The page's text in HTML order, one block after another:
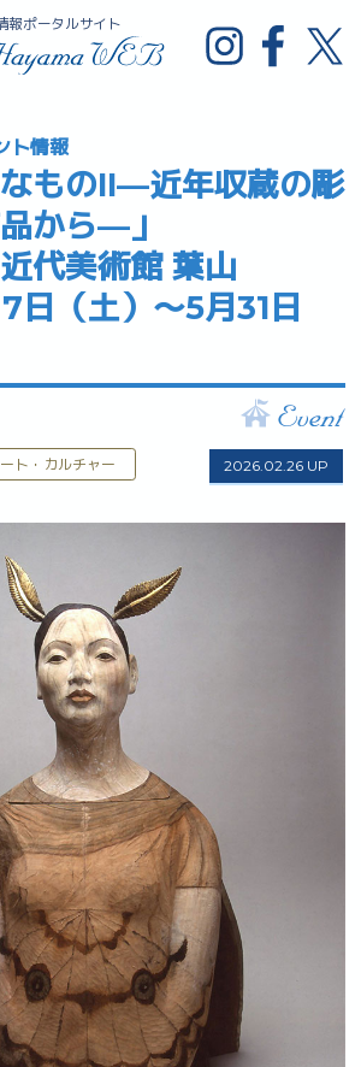
報ポータルサイト
ト情報
なものII—近年収蔵の彫
から—」
代美術館 葉山
日（土）～5月31日
ト・カルチャー 2026.02.26 UP